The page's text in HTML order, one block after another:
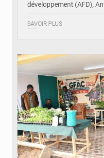
développement (AFD),
SAVOIR PLUS